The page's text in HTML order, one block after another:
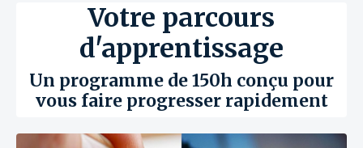
Votre parcours
d'apprentissage
Un programme de 150h conçu pour
vous faire progresser rapidement